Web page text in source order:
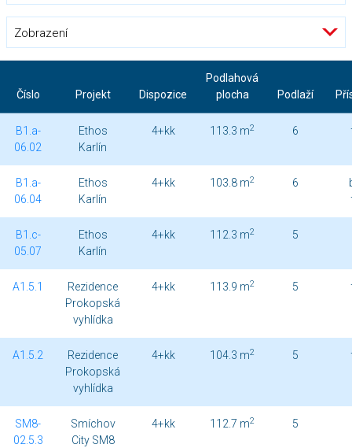
Zobrazení
Číslo Projekt Dispozice
Podlahová
plocha
Podlaží
B1.a-
06.02
Ethos
Karlín
4+kk 113.3 m2 6
B1.a-
06.04
Ethos
Karlín
4+kk 103.8 m2 6
B1.c-
05.07
Ethos
Karlín
4+kk 112.3 m2 5
A1.5.1
Rezidence
Prokopská
vyhlídka
4+kk 113.9 m2 5
A1.5.2
Rezidence
Prokopská
vyhlídka
4+kk 104.3 m2 5
SM8-
02.5.3
Smíchov
City SM8
4+kk 112.7 m2 5